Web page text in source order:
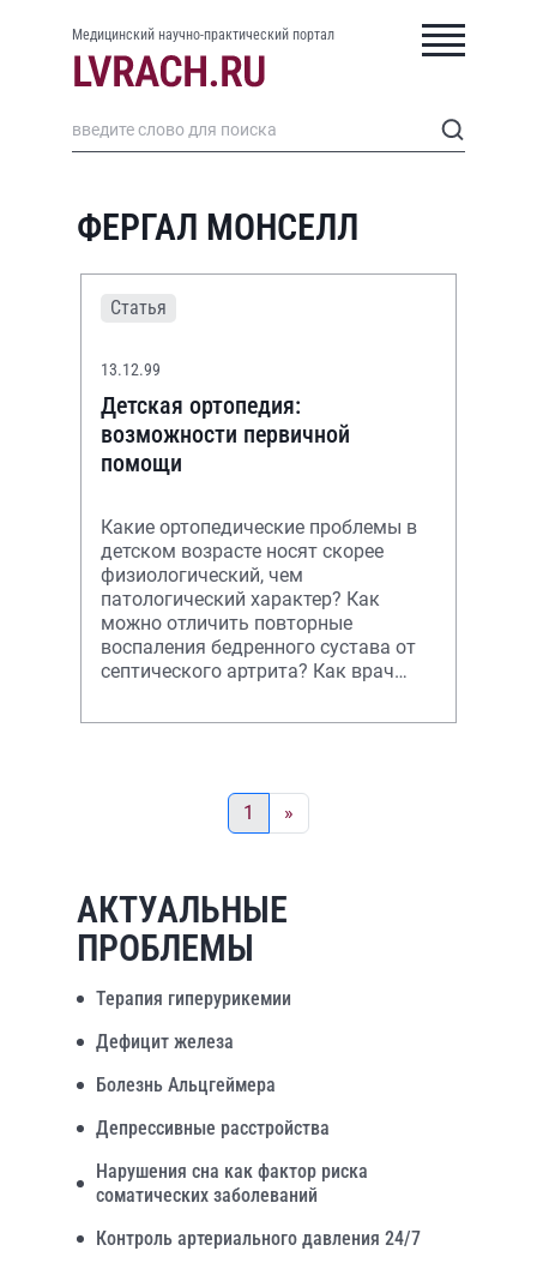
Медицинский научно-практический портал
ФЕРГАЛ МОНСЕЛЛ
Статья
13.12.99
Детская ортопедия:
возможности первичной
помощи
Какие ортопедические проблемы в
детском возрасте носят скорее
физиологический, чем
патологический характер? Как
можно отличить повторные
воспаления бедренного сустава от
септического артрита? Как врач
состояние хр
1 »
АКТУАЛЬНЫЕ
ПРОБЛЕМЫ
Терапия гиперурикемии
Дефицит железа
Болезнь Альцгеймера
Депрессивные расстройства
Нарушения сна как фактор риска
соматических заболеваний
Контроль артериального давления 24/7